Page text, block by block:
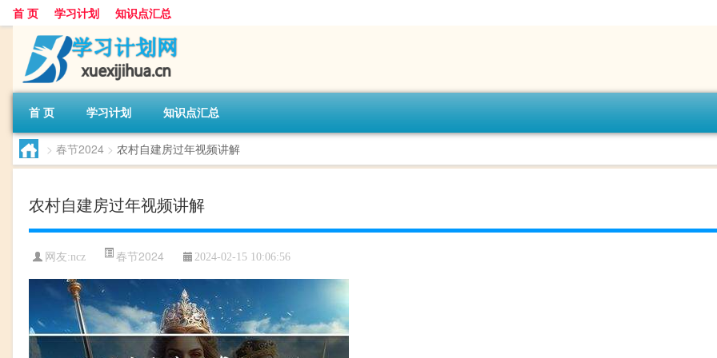
首 页 学习计划 知识点汇总
首 页 学习计划 知识点汇总
> 春节2024 > 农村自建房过年视频讲解
农村自建房过年视频讲解
网友:ncz 春节2024 2024-02-15 10:06:56